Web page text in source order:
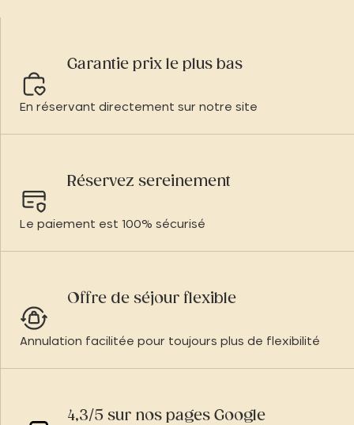
Garantie prix le plus bas
En réservant directement sur notre site
Réservez sereinement
Le paiement est 100% sécurisé
Offre de séjour flexible
Annulation facilitée pour toujours plus de flexibilité
4,3/5 sur nos pages Google